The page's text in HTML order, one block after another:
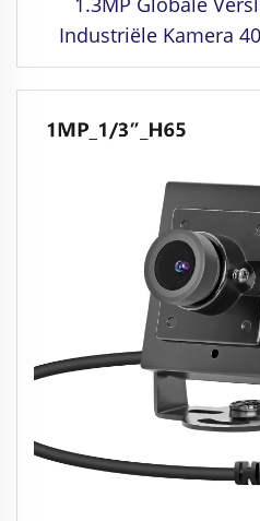
Industriële Kamera
Spoed
Mini